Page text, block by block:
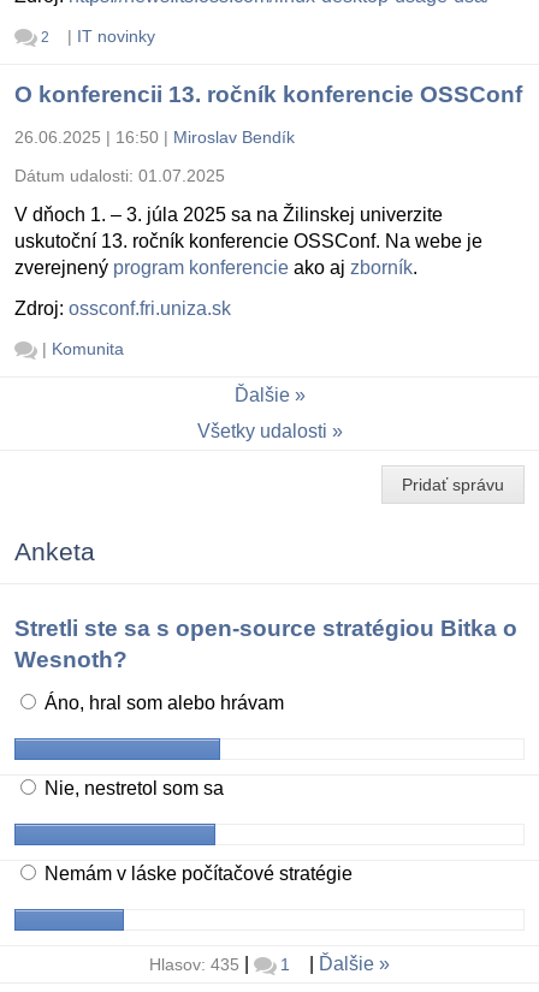
2 | IT novinky
O konferencii 13. ročník konferencie OSSConf
26.06.2025 | 16:50 | Miroslav Bendík
Dátum udalosti: 01.07.2025
V dňoch 1. – 3. júla 2025 sa na Žilinskej univerzite
uskutoční 13. ročník konferencie OSSConf. Na webe je
zverejnený program konferencie ako aj zborník.
Zdroj: ossconf.fri.uniza.sk
| Komunita
Ďalšie
Všetky udalosti
Pridať správu
Anketa
Stretli ste sa s open-source stratégiou Bitka o
Wesnoth?
Áno, hral som alebo hrávam
Nie, nestretol som sa
Nemám v láske počítačové stratégie
Hlasov: 435 1 Ďalšie